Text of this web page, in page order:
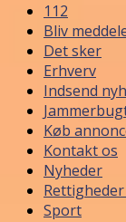
112
Bliv
Det sker
Erhverv
Indsend
Køb
Kontakt os
Nyheder
Sport